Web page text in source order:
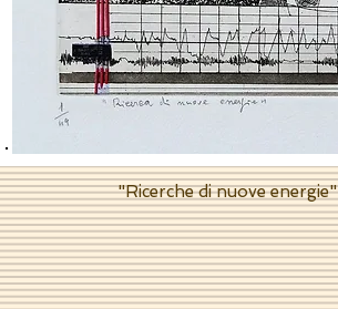
"Ricerche di nuove energie"